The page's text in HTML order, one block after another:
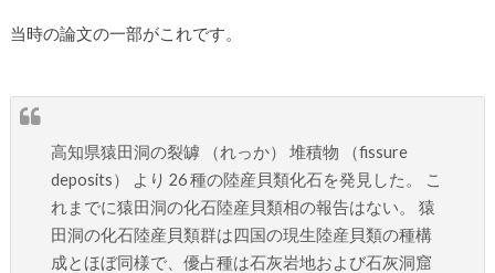
当時の論文の一部がこれです。
高知県猿田洞の裂罅 （れっか） 堆積物 （fissure
deposits） より 26 種の陸産貝類化石を発見した。 こ
れまでに猿田洞の化石陸産貝類相の報告はない。 猿
田洞の化石陸産貝類群は四国の現生陸産貝類の種構
成とほぼ同様で、優占種は石灰岩地および石灰洞窟